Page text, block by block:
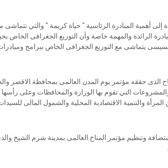
إلى أهمية المبادرة الرئاسية " حياة كريمة " والتي
الرائدة والمهمة خاصة وأن التوزيع الجغرافى الخاص
يتماشى مع التوزيع الجغرافى الخاص ببرامج ومبادرات
الذى حققه مؤتمر يوم المدن العالمى بمحافظة الاقصر
التي تقوم بها الوزارة والمحافظات وعلى
والتنمية الاقتصادية المحلية والشمول المالى
وتنظيم مؤتمر المناخ العالمى بمدينة شرم الشيخ